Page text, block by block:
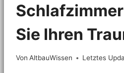
Sie Ihren
Von AltbauWissen Letztes